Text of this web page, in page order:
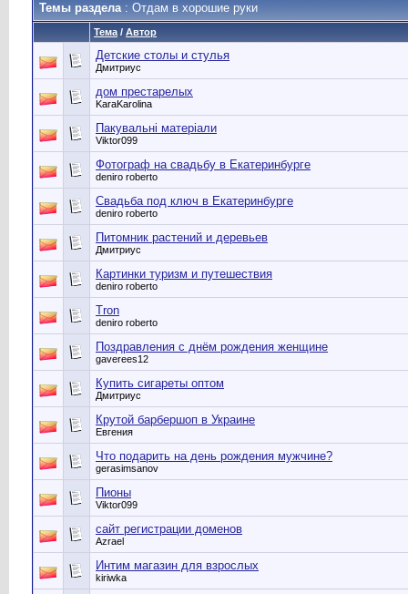
Темы раздела: Отдам в хорошие руки
Тема / Автор
Детские столы и стулья
Дмитриус
дом престарелых
KaraKarolina
Пакувальні матеріали
Viktor099
Фотограф на свадьбу в Екатеринбурге
deniro roberto
Cвадьба под ключ в Екатеринбурге
deniro roberto
Питомник растений и деревьев
Дмитриус
Картинки туризм и путешествия
deniro roberto
Tron
deniro roberto
Поздравления с днём рождения женщине
gaverees12
Купить сигареты оптом
Дмитриус
Крутой барбершоп в Украине
Евгения
Что подарить на день рождения мужчине?
gerasimsanov
Пионы
Viktor099
сайт регистрации доменов
Azrael
Интим магазин для взрослых
kiriwka